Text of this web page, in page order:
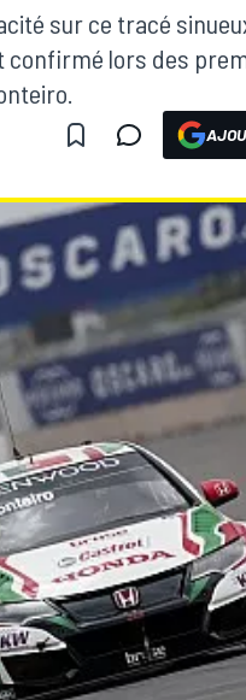
sur ce tracé
confirmé lors des